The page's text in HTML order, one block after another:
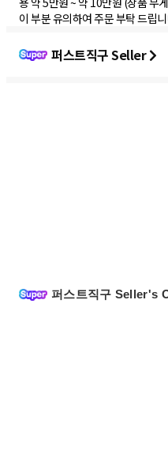
이 부분 유의하여 주문 부탁 드립
퍼스트직구 Seller
퍼스트직구 Seller's